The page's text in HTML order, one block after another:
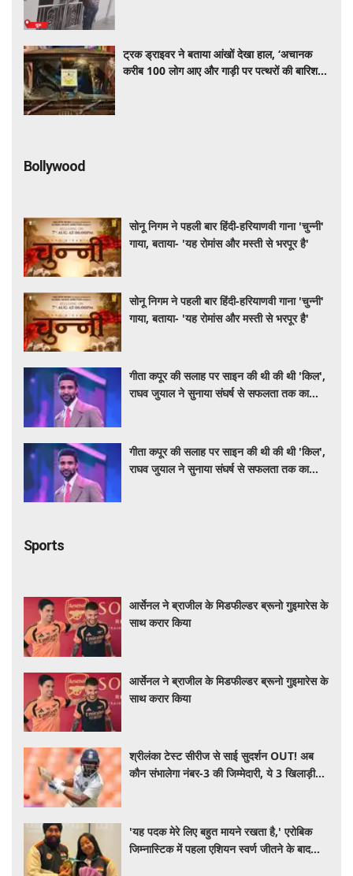
ट्रक ड्राइवर ने बताया आंखों देखा हाल, ‘अचानक
करीब 100 लोग आए और गाड़ी पर पत्थरों की बारिश
Bollywood
सोनू निगम ने पहली बार हिंदी-हरियाणवी गाना 'चुन्नी'
गाया, बताया- 'यह रोमांस और मस्ती से भरपूर है'
सोनू निगम ने पहली बार हिंदी-हरियाणवी गाना 'चुन्नी'
गाया, बताया- 'यह रोमांस और मस्ती से भरपूर है'
गीता कपूर की सलाह पर साइन की थी की थी 'किल',
राघव जुयाल ने सुनाया संघर्ष से सफलता तक का
गीता कपूर की सलाह पर साइन की थी की थी 'किल',
राघव जुयाल ने सुनाया संघर्ष से सफलता तक का
Sports
आर्सेनल ने ब्राजील के मिडफील्डर ब्रूनो गुइमारेस के
साथ करार किया
आर्सेनल ने ब्राजील के मिडफील्डर ब्रूनो गुइमारेस के
साथ करार किया
श्रीलंका टेस्ट सीरीज से साई सुदर्शन OUT! अब
कौन संभालेगा नंबर-3 की जिम्मेदारी, ये 3 खिलाड़ी
'यह पदक मेरे लिए बहुत मायने रखता है,' एरोबिक
जिम्नास्टिक में पहला एशियन स्वर्ण जीतने के बाद